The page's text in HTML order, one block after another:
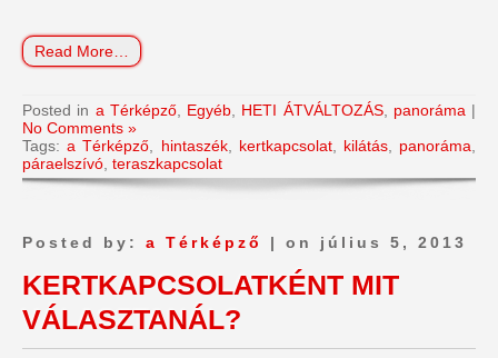
Read More…
Posted in a Térképző, Egyéb HETI ÁTVÁLTOZÁS, panoráma |
No Comments »
Tags:a Térképző hintaszék, kertkapcsolat, kilátás, panoráma
páraelszívó teraszkapcsolat
Posted by: a Térképző | on július 5, 2013
KERTKAPCSOLATKÉNT MIT
VÁLASZTANÁL?